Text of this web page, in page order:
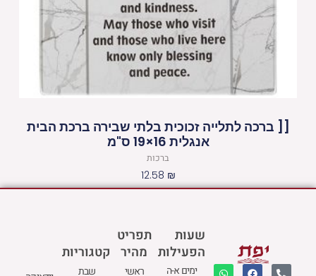
[[ ברכה לתלייה זכוכית בלתי שבירה ברכת הבית
אנגלית 16×19 ס"מ
ברכות
12.58 ₪
שעות
הפעילות
ימים א-ה
תפריט
מהיר
ראשי P
F
W E
M
קטגוריות
שבת